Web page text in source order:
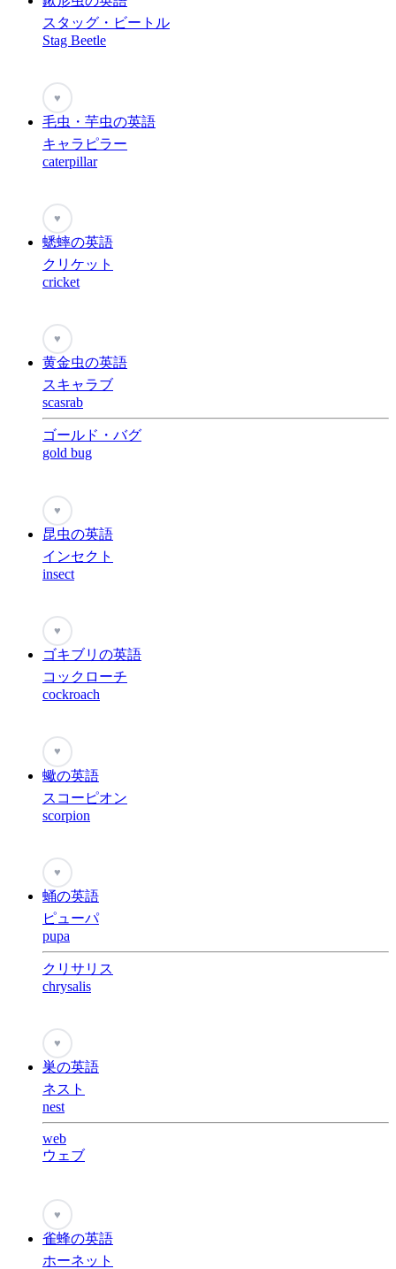
スタッグ・ビートル
Stag Beetle
♥
毛虫・芋虫の英語
キャラピラー
caterpillar
♥
蟋蟀の英語
クリケット
cricket
♥
黄金虫の英語
スキャラブ
scasrab
ゴールド・バグ
gold bug
♥
昆虫の英語
インセクト
insect
♥
ゴキブリの英語
コックローチ
cockroach
♥
蠍の英語
スコーピオン
scorpion
♥
蛹の英語
ピューパ
pupa
クリサリス
chrysalis
♥
巣の英語
ネスト
nest
web
ウェブ
♥
雀蜂の英語
ホーネット